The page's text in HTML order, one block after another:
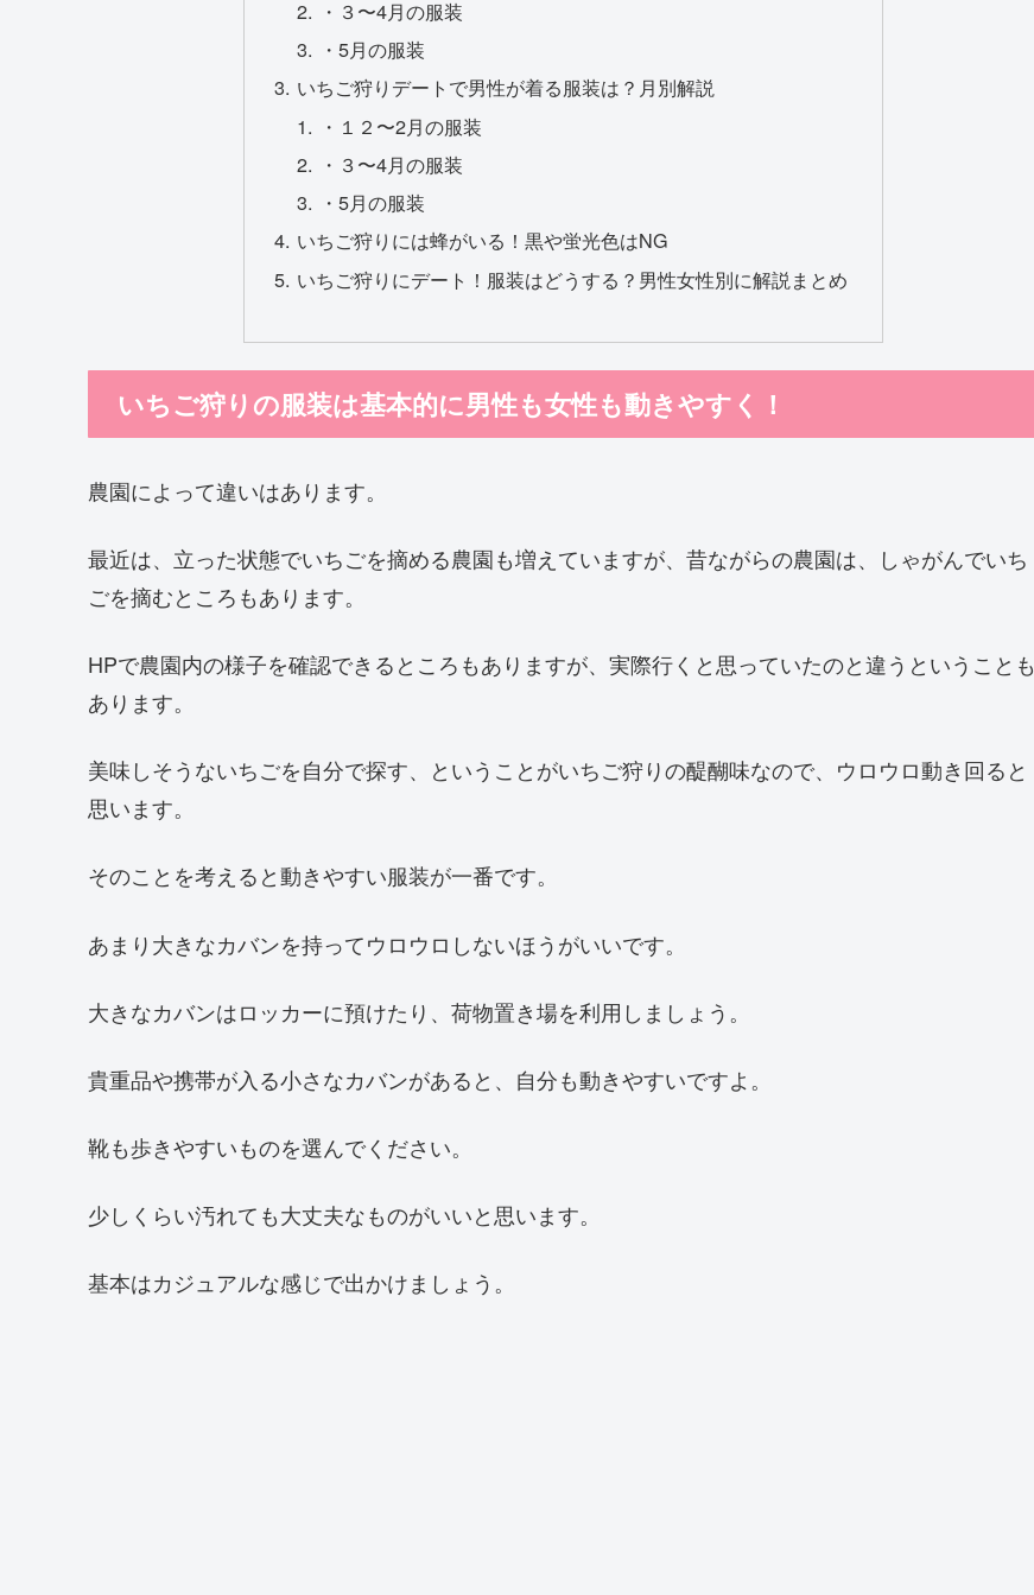
・３〜4月の服装
・5月の服装
いちご狩りデートで男性が着る服装は？月別解説
・１２〜2月の服装
・３〜4月の服装
・5月の服装
いちご狩りには蜂がいる！黒や蛍光色はNG
いちご狩りにデート！服装はどうする？男性女性別に解説まとめ
いちご狩りの服装は基本的に男性も女性も動きやすく！
農園によって違いはあります。
最近は、立った状態でいちごを摘める農園も増えていますが、昔ながらの農園は、しゃがんでいち
ごを摘むところもあります。
HPで農園内の様子を確認できるところもありますが、実際行くと思っていたのと違うということも
あります。
美味しそうないちごを自分で探す、ということがいちご狩りの醍醐味なので、ウロウロ動き回ると
思います。
そのことを考えると動きやすい服装が一番です。
あまり大きなカバンを持ってウロウロしないほうがいいです。
大きなカバンはロッカーに預けたり、荷物置き場を利用しましょう。
貴重品や携帯が入る小さなカバンがあると、自分も動きやすいですよ。
靴も歩きやすいものを選んでください。
少しくらい汚れても大丈夫なものがいいと思います。
基本はカジュアルな感じで出かけましょう。